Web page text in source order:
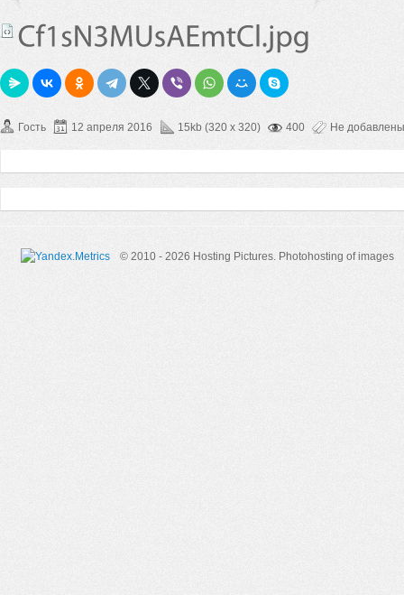
Гость 12 апреля 2016 15kb (320 x 320) 400 Не добавлены
© 2010 - 2026 Hosting Pictures. Photohosting of images